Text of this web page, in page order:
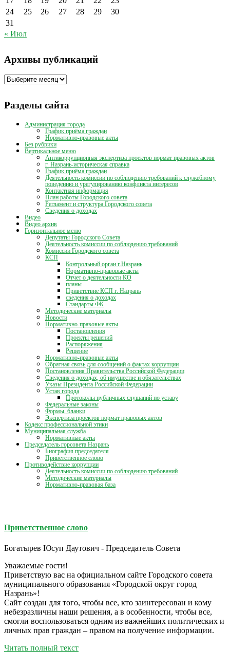
24
25 26 27 28 29
30
31
« Июл
Архивы публикаций
Архивы
Разделы сайта
Администрация города
График приёма граждан
Нормативно-правовые акты
Без рубрики
Вертикальное меню
Антикоррупционная экспертиза проектов нормат правовых актов
г. Назрань-историческая справка
График приёма граждан
Деятельность комиссии по соблюдению требований к служебному
поведению и урегулированию конфликта интересов
Контактная информация
План работы Городского совета
Регламент и структура Городского совета
Сведения о доходах
Видео
Видео архив
Горизонтальное меню
Депутаты Городского Совета
Деятельность комиссии по соблюдению требований
Комиссии Городского совета
КСП
Контрольный орган г.Назрань
Нормативно-правовые акты
Отчет о деятельности КО
планы
Приветствие КСП г. Назрань
сведения о доходах
Стандарты ФК
Методические материалы
Новости
Нормативно-правовые акты
Постановления
Проекты решений
Распоряжения
Решение
Нормативно-правовые акты
Обратная связь для сообщений о фактах коррупции
Постановления Правительства Российской Федерации
Сведения о доходах, об имуществе и обязательствах
Указы Президента Российской Федерации
Устав города
Протоколы публичных слушаний по уставу
Федеральные законы
Формы, бланки
Экспертиза проектов нормат правовых актов
Кодекс профессиональной этики
Муниципальная служба
Нормативные акты
Председатель горсовета Назрань
Биография председателя
Приветственное слово
Противодействие коррупции
Деятельность комиссии по соблюдению требований
Методические материалы
Нормативно-правовая база
Приветственное слово
Богатырев Юсуп Даутович - Председатель Совета
Уважаемые гости!
Приветствую вас на официальном сайте Городского совета
муниципального образования «Городской округ город
Назрань»!
Сайт создан для того, чтобы все, кто заинтересован и кому
небезразличны наши решения, а в особенности, чтобы все,
смогли воспользоваться одним из важнейших политических и
личных прав граждан – правом на получение информации.
Читать полный текст